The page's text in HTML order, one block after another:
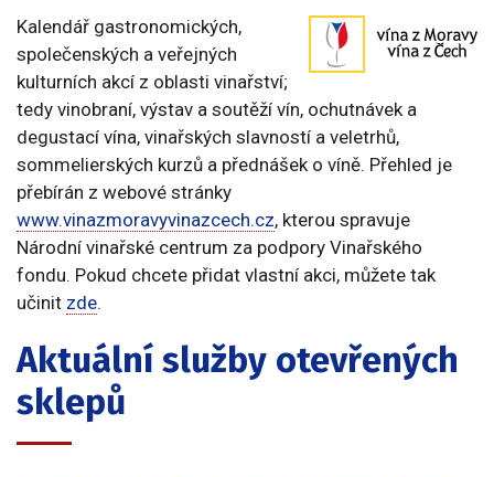
Kalendář gastronomických,
společenských a veřejných
kulturních akcí z oblasti vinařství;
tedy vinobraní, výstav a soutěží vín, ochutnávek a
degustací vína, vinařských slavností a veletrhů,
sommelierských kurzů a přednášek o víně. Přehled je
přebírán z webové stránky
www.vinazmoravyvinazcech.cz, kterou spravuje
Národní vinařské centrum za podpory Vinařského
fondu. Pokud chcete přidat vlastní akci, můžete tak
učinit zde.
Aktuální služby otevřených
sklepů